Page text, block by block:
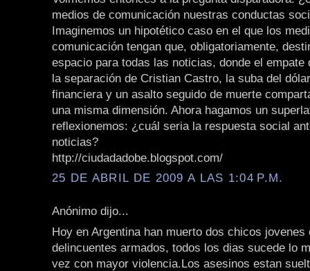
medios de comunicación nuestras conductas
Imaginemos un hipotético caso en el que los
comunicación tengan que, obligatoriamente,
espacio para todas las noticias, donde el empate
la separación de Cristian Castro, la suba del
financiera y un asalto seguido de muerte
una misma dimensión. Ahora hagamos un
reflexionemos: ¿cuál seria la respuesta social
noticias?
http://ciudadadobe.blogspot.com/
25 DE ABRIL DE 2009 A LAS 1:04 P.M.
Anónimo dijo...
Hoy en Argentina han muerto dos chicos jovenes
delincuentes armados, todos los dias sucede lo
vez con mayor violencia.Los asesinos estan